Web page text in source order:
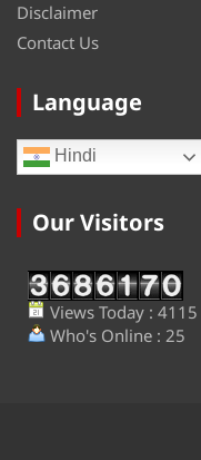
Disclaimer
Contact Us
Language
Hindi
Our Visitors
Views Today : 4115
Who's Online : 25